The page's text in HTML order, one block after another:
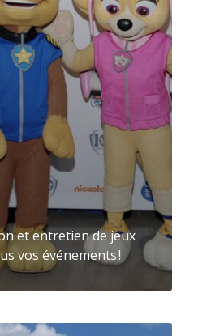
et entretien de jeux
vos événements !